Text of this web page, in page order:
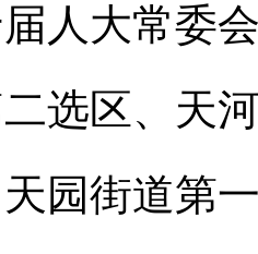
届人大常委
选区、天
园街道第